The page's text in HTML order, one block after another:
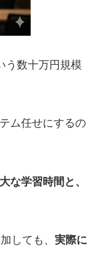
う数十万円規模
ム任せにするの
な学習時間と、
しても、 実際に